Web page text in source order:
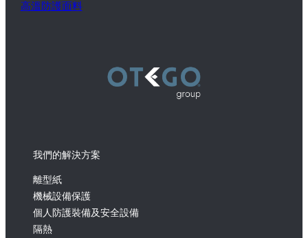
高溫防護面料
我們的解決方案
離型紙
機械設備保護
個人防護裝備及安全設備
隔熱